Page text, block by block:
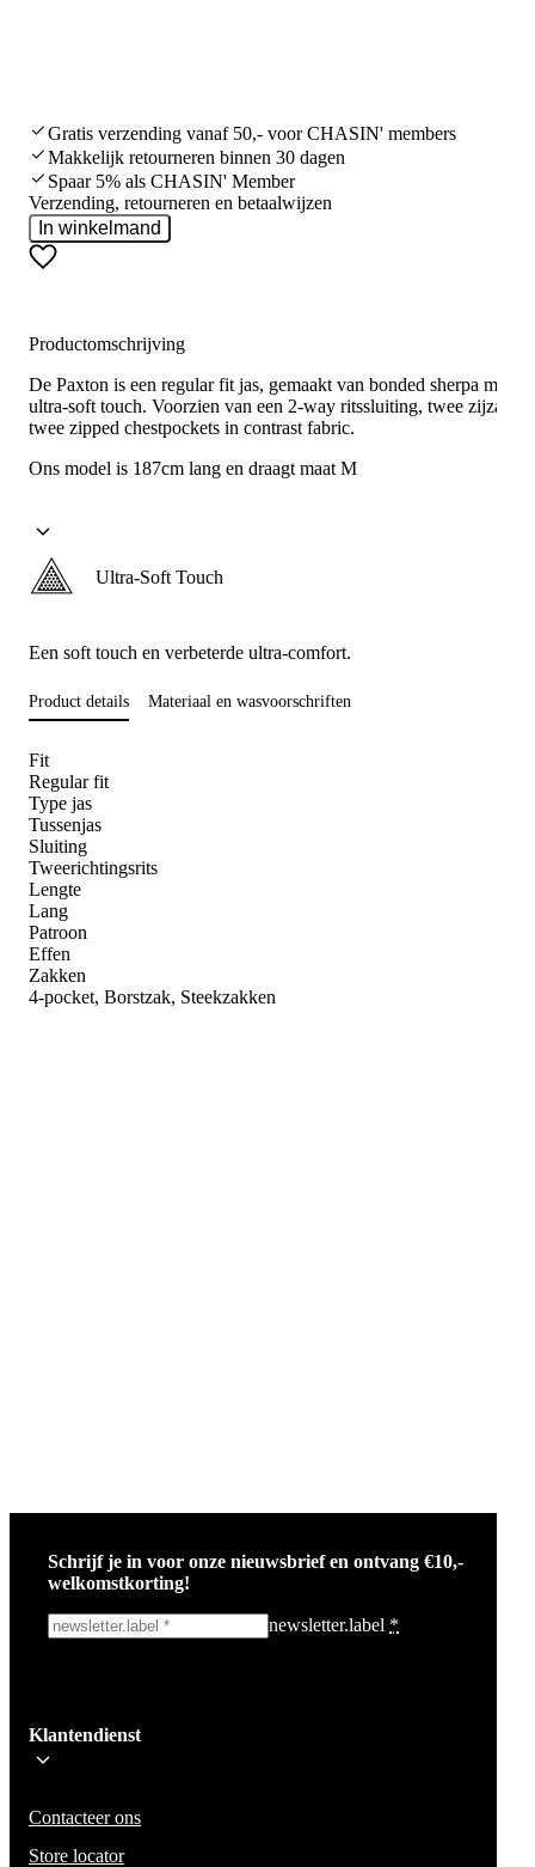
Gratis verzending vanaf 50,- voor CHASIN' members
Makkelijk retourneren binnen 30 dagen
Spaar 5% als CHASIN' Member
Verzending, retourneren en betaalwijzen
In winkelmand
Productomschrijving
De Paxton is een regular fit jas, gemaakt van bonded sherpa met
ultra-soft touch. Voorzien van een 2-way ritssluiting, twee
twee zipped chestpockets in contrast fabric.
Ons model is 187cm lang en draagt maat M
Ultra-Soft Touch
Een soft touch en verbeterde ultra-comfort.
Product details Materiaal en wasvoorschriften
Fit
Regular fit
Type jas
Tussenjas
Sluiting
Tweerichtingsrits
Lengte
Lang
Patroon
Effen
Zakken
4-pocket, Borstzak, Steekzakken
Schrijf je in voor onze nieuwsbrief en ontvang €10,-
welkomstkorting!
newsletter.label *
Wees op de hoogte voor het laatste nieuws, campagnes en acties. We
mail niet delen en geen spam verzenden.
Klantendienst
Contacteer ons
Store locator